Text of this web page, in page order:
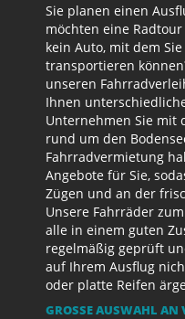
Sie planen einen
möchten eine
kein Auto, mit dem
transportieren
unseren
Ihnen
Unternehmen Sie mit
rund um den
Fahrradvermietung
Angebote für Sie,
Zügen und an der
Unsere Fahrräder
alle in einem guten
regelmäßig geprüft
auf Ihrem Ausflug
oder platte Reifen
GROSSE AUSWAHL AN